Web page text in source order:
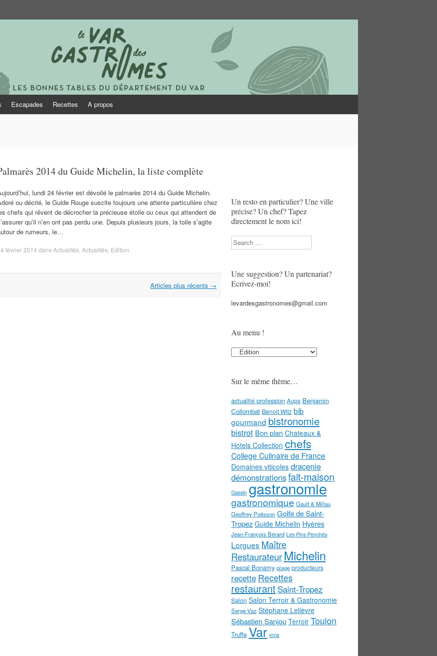
Escapades Recettes A propos
2014 du Guide Michelin, la liste complète
lundi 24 février est dévoilé le palmarès 2014 du Guide Michelin.
ou décrié, le Guide Rouge suscite toujours une attente particulière chez
chefs qui rêvent de décrocher la précieuse étoile ou ceux qui attendent de
qu’il n’en ont pas perdu une. Depuis plusieurs jours, la toile s’agite
de rumeurs, le…
février 2014 dansActualités Actualités Edition
Articles plus récents →
Un resto en particulier? Une ville
précise? Un chef? Tapez
directement le nom ici!
Search
Une suggestion? Un partenariat?
Ecrivez-moi!
levardesgastronomes@gmail.com
Au menu !
Au
Sur le même thème…
actualité profession Aups Benjamin
Collombat Benoit Witz bib
gourmand bistronomie
bistrot Bon plan Chateaux &
Hotels Collection chefs
College Culinaire de France
Domaines viticoles dracenie
démonstrationsfait-maison
Gassin gastronomie
gastronomique Gault & Millau
Geoffrey Poësson Golfe de Saint-
Tropez Guide Michelin Hyères
Jean-François Bérard Les Pins Penchés
Lorgues Maître
RestaurateurMichelin
Pascal Bonamy plage producteurs
recette Recettes
restaurant Saint-Tropez
Salon Salon Terroir & Gastronomie
Serge Vaz Stéphane Lelièvre
Sébastien Sanjou Terroir Toulon
Truffe Var vins